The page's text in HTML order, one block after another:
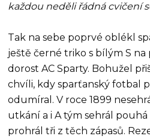
každou neděli řádná cvičení
Tak na sebe poprvé oblékl
ještě černé triko s bílým S na
dorost AC Sparty. Bohužel
chvíli, kdy sparťanský fotbal
odumíral. V roce 1899
utkání a i A tým sehrál
prohrál tři z těch zápasů.